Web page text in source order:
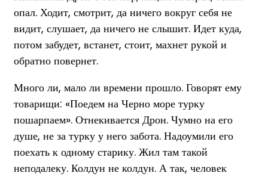
опал. Ходит, смотрит, да ничего вокруг себя не
видит, слушает, да ничего не слышит. Идет куда,
потом забудет, встанет, стоит, махнет рукой и
обратно повернет.
Много ли, мало ли времени прошло. Говорят ему
товарищи: «Поедем на Черно море турку
пошарпаем». Отнекивается Дрон. Чумно на его
душе, не за турку у него забота. Надоумили его
поехать к одному старику. Жил там такой
неподалеку. Колдун не колдун. А так, человек